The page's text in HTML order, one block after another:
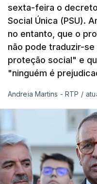
sexta-feira o
Social Única (PSU).
no entanto, que o
não pode traduzir-se
proteção social" e
"ninguém é
Andreia Martins - RTP /